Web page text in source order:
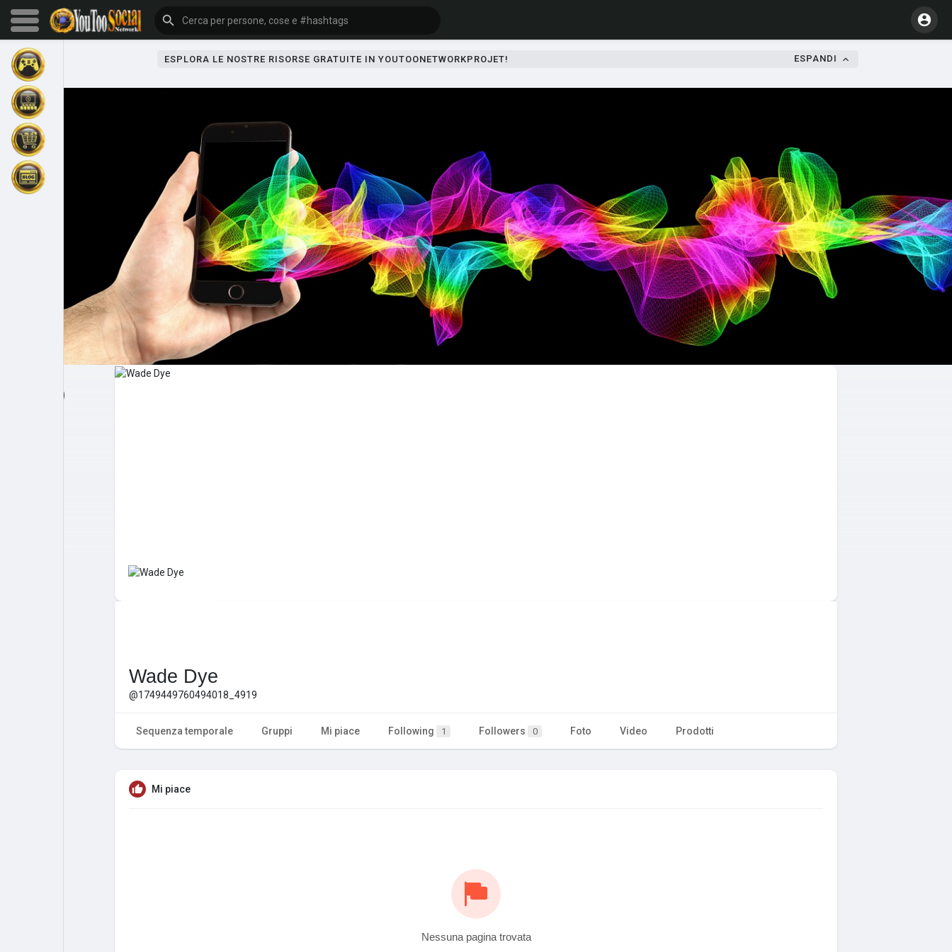
Sfoglia gli eventi
Esplorare
Post popolari Giochi
ESPLORA LE NOSTRE RISORSE GRATUITE IN YOUTOONETWORKPROJET! ESPANDI
Wade Dye
@1749449760494018_4919
Sequenza temporale Gruppi Mi piace Following 1 Followers 0 Foto Video Prodotti
Mi piace
Nessuna pagina trovata